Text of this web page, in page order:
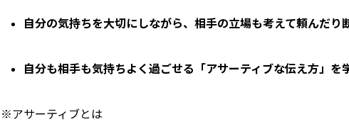
自分の気持ちを大切にしながら、相手の立場も考えて頼んだ
自分も相手も気持ちよく過ごせる「アサーティブな伝え方」を
※アサーティブとは